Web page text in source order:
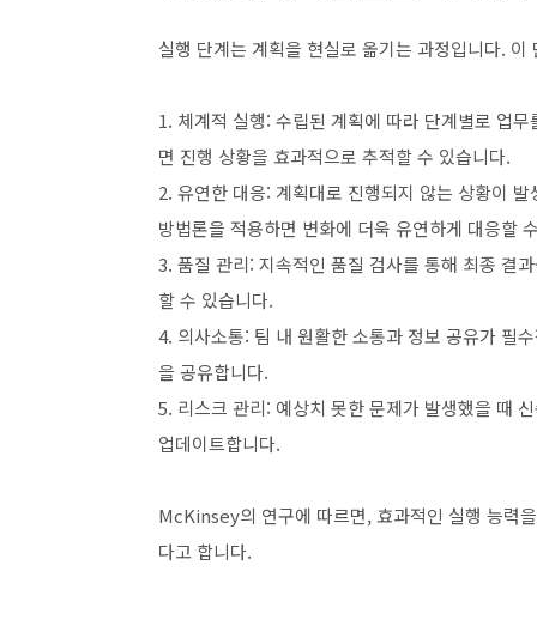
실행 단계는 계획을 현실로 옮기는 과정입니다.
1. 체계적 실행: 수립된 계획에 따라 단계별로 업
면 진행 상황을 효과적으로 추적할 수 있습니다.
2. 유연한 대응: 계획대로 진행되지 않는 상황이
방법론을 적용하면 변화에 더욱 유연하게 대응할
3. 품질 관리: 지속적인 품질 검사를 통해 최종 결
할 수 있습니다.
4. 의사소통: 팀 내 원활한 소통과 정보 공유가 필
을 공유합니다.
5. 리스크 관리: 예상치 못한 문제가 발생했을 때
업데이트합니다.
McKinsey의 연구에 따르면, 효과적인 실행 능력
다고 합니다.